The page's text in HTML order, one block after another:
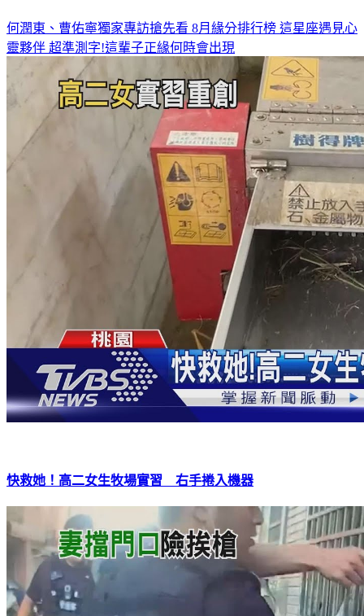
何潤東、曹佑寧獨家專訪搶先看 8月緣分排行榜 這星座遇見心
靈夥伴 超準測字!這輩子正緣何時會出現
快救她！高二女生牧場實習 右手捲入機器